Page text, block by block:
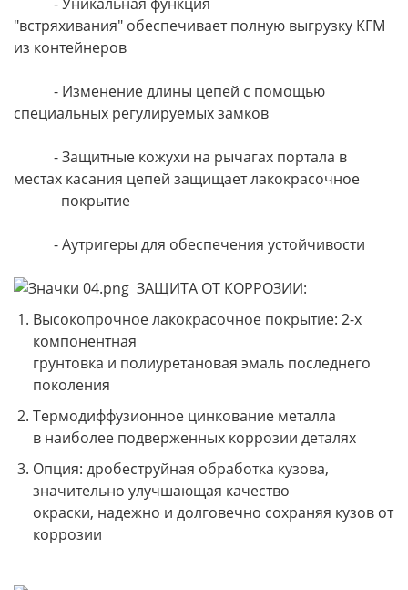
"встряхивания" обеспечивает полную выгрузку КГМ
из контейнеров
- Изменение длины цепей с помощью
специальных регулируемых замков
- Защитные кожухи на рычагах портала в
местах касания цепей защищает лакокрасочное
покрытие
- Аутригеры для обеспечения устойчивости
ЗАЩИТА ОТ КОРРОЗИИ:
Высокопрочное лакокрасочное покрытие: 2-х
компонентная
грунтовка и полиуретановая эмаль последнего
поколения
Термодиффузионное цинкование металла
в наиболее подверженных коррозии деталях
Опция: дробеструйная обработка кузова,
значительно улучшающая качество
окраски, надежно и долговечно сохраняя кузов от
коррозии